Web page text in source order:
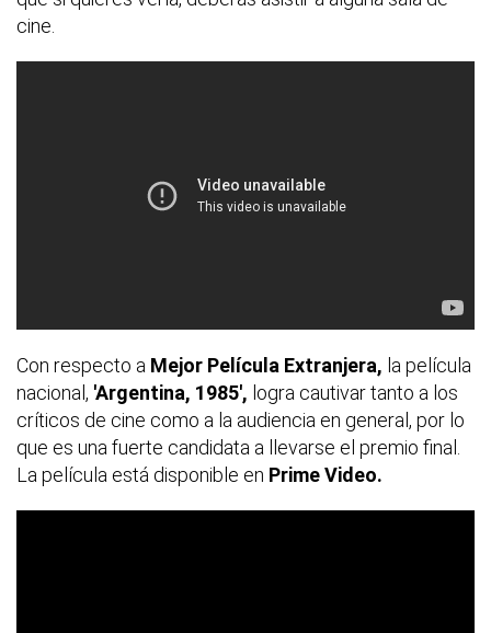
cine.
Con respecto a Mejor Película Extranjera, la película
nacional, 'Argentina, 1985', logra cautivar tanto a los
críticos de cine como a la audiencia en general, por lo
que es una fuerte candidata a llevarse el premio final.
La película está disponible en Prime Video.